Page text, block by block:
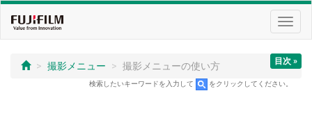
目次 »
撮影メニュー 撮影メニューの使い方
検索したいキーワードを入力して をクリックしてください。